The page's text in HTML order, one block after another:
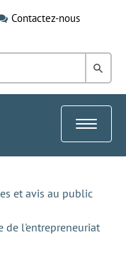
Contactez-nous
dans
Toggle
et avis au public
de l'entrepreneuriat